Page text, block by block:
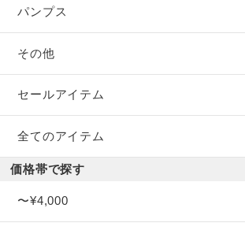
パンプス
その他
セールアイテム
全てのアイテム
価格帯で探す
〜¥4,000